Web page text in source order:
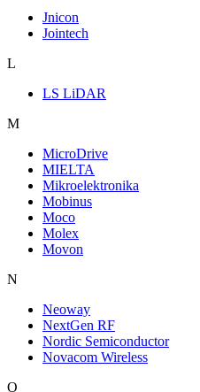
Jnicon
Jointech
L
LS LiDAR
M
MicroDrive
MIELTA
Mikroelektronika
Mobinus
Moco
Molex
Movon
N
Neoway
NextGen RF
Nordic Semiconductor
Novacom Wireless
O